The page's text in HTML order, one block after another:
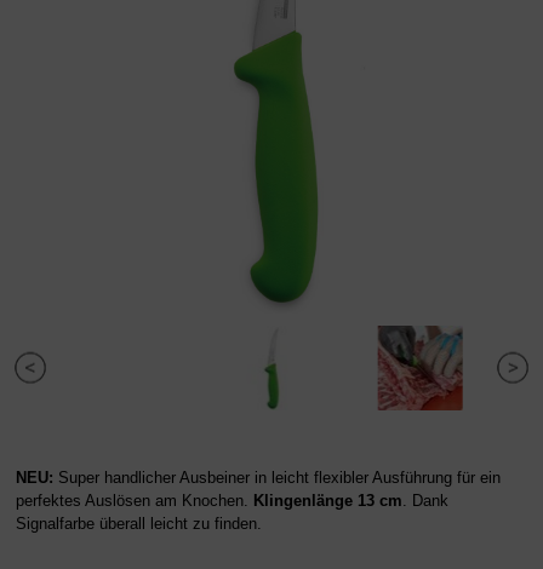
NEU: Super handlicher Ausbeiner in leicht flexibler Ausführung für ein
perfektes Auslösen am Knochen.
Klingenlänge 13 cm . Dank
Signalfarbe überall leicht zu finden.